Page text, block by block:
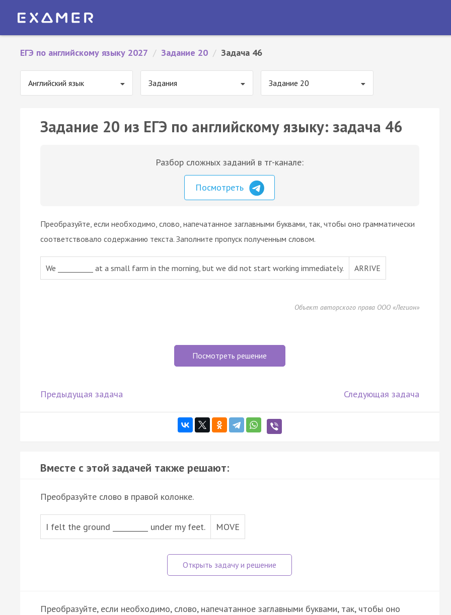
ЕГЭ по английскому языку 2027 / Задание 20 / Задача 46
Английский язык Задания Задание 20
Задание 20 из ЕГЭ по английскому языку: задача 46
Разбор сложных заданий в тг-канале:
Посмотреть
Преобразуйте, если необходимо, слово, напечатанное заглавными буквами, так, чтобы оно грамматически
соответствовало содержанию текста. Заполните пропуск полученным словом.
We __________ at a small farm in the morning, but we did not start working immediately. ARRIVE
Объект авторского права ООО «Легион»
Посмотреть решение
Предыдущая задача Следующая задача
Вместе с этой задачей также решают:
Преобразуйте слово в правой колонке.
I felt the ground __________ under my feet. MOVE
Преобразуйте, если необходимо, слово, напечатанное заглавными буквами, так, чтобы оно